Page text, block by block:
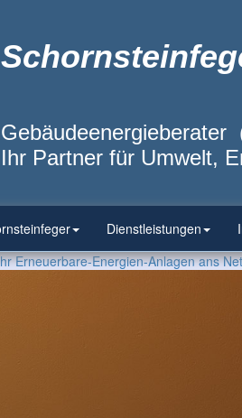
Gebäudeenergieberater
Ihr Partner für Umwelt,
Dienstleistungen
Erneuerbare-Energien-Anlagen ans